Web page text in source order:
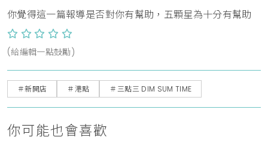
你覺得這一篇報導是否對你有幫助，五顆星為十分有幫助
(給編輯一點鼓勵)
＃新開店 ＃港點 ＃三點三 DIM SUM TIME
你可能也會喜歡